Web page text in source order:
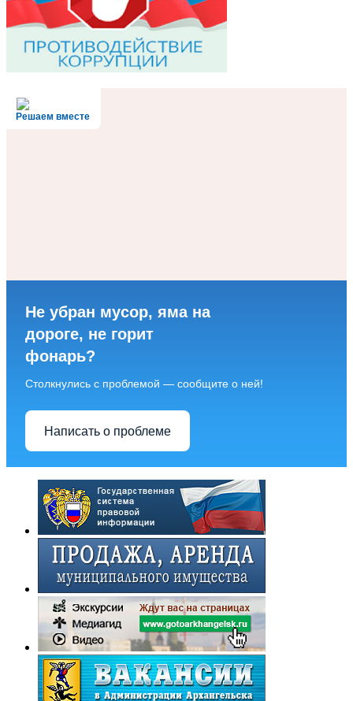
Решаем вместе
Не убран мусор, яма на
дороге, не горит
фонарь?
Столкнулись с проблемой — сообщите о ней!
Написать о проблеме